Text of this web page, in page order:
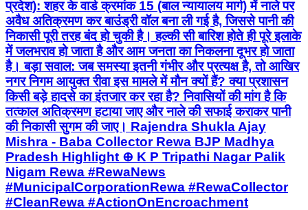
प्रदेश): शहर के वार्ड क्रमांक 15 (बाल न्यायालय मार्ग) में नाले पर
अवैध अतिक्रमण कर बाउंड्री वॉल बना ली गई है, जिससे पानी की
निकासी पूरी तरह बंद हो चुकी है। हल्की सी बारिश होते ही पूरे इलाके
में जलभराव हो जाता है और आम जनता का निकलना दूभर हो जाता
है। बड़ा सवाल: जब समस्या इतनी गंभीर और प्रत्यक्ष है, तो आखिर
नगर निगम आयुक्त रीवा इस मामले में मौन क्यों हैं? क्या प्रशासन
किसी बड़े हादसे का इंतजार कर रहा है? निवासियों की मांग है कि
तत्काल अतिक्रमण हटाया जाए और नाले की सफाई कराकर पानी
की निकासी सुगम की जाए। Rajendra Shukla Ajay
Mishra - Baba Collector Rewa BJP Madhya
Pradesh Highlight ⊕ K P Tripathi Nagar Palik
Nigam Rewa #RewaNews
#MunicipalCorporationRewa #RewaCollector
#CleanRewa #ActionOnEncroachment